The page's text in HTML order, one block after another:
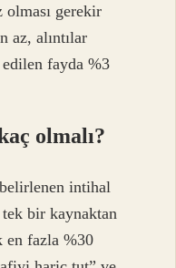
olması gerekir
az, alıntılar
edilen fayda %3
olmalı?
intihal
bir kaynaktan
en fazla %30